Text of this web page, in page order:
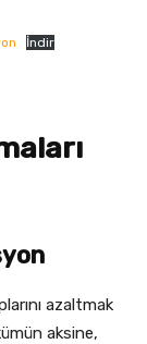
İndir
azaltmak
aksine,